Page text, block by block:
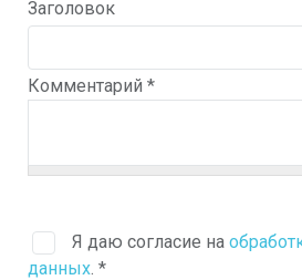
Заголовок
Комментарий *
Я даю согласие на
данных. *